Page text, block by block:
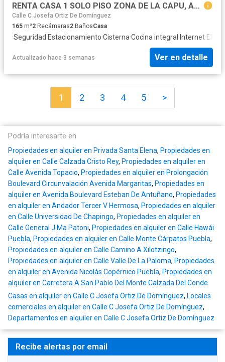
RENTA CASA 1 SOLO PISO ZONA DE LA CAPU, ACCESO POR BLVD SAN FELIPE EN PUEBLA
Calle C Josefa Ortiz De Domínguez
165 m²2 Recámaras2 BañosCasa
·Seguridad·Estacionamiento·Cisterna·Cocina integral · Internet·
Actualizado hace 3 semanas Ver en detalle
1 2 3 4 5 >
Podría interesarte en
Propiedades en alquiler en Privada Santa Elena, Propiedades en
alquiler en Calle Calzada Cristo Rey, Propiedades en alquiler en
Calle Avenida Topacio, Propiedades en alquiler en Prolongación
Boulevard Circunvalación Avenida Margaritas, Propiedades en
alquiler en Avenida Boulevard Esteban De Antuñano, Propiedades
en alquiler en Andador Tercer V Hermosa, Propiedades en alquiler
en Calle Universidad De Chapingo, Propiedades en alquiler en
Calle General J Ma Patoni, Propiedades en alquiler en Calle Hawái
Puebla, Propiedades en alquiler en Calle Monte Cárpatos Puebla,
Propiedades en alquiler en Calle Camino A Xilotzingo,
Propiedades en alquiler en Calle Valle De La Paloma, Propiedades
en alquiler en Avenida Nicolás Copérnico Puebla, Propiedades en
alquiler en Carretera A San Pablo Del Monte Calzada Del Conde
Casas en alquiler en Calle C Josefa Ortiz De Domínguez, Locales
comerciales en alquiler en Calle C Josefa Ortiz De Domínguez,
Departamentos en alquiler en Calle C Josefa Ortiz De Domínguez
Recibe alertas por email